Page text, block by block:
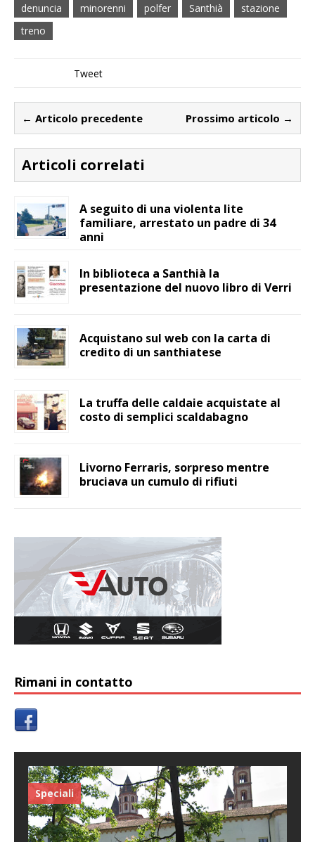
denuncia minorenni polfer Santhià
stazione
treno
Tweet
← Articolo precedente Prossimo articolo →
Articoli correlati
A seguito di una violenta lite
familiare, arrestato un padre di 34
anni
In biblioteca a Santhià la
presentazione del nuovo libro di Verri
Acquistano sul web con la carta di
credito di un santhiatese
La truffa delle caldaie acquistate al
costo di semplici scaldabagno
Livorno Ferraris, sorpreso mentre
bruciava un cumulo di rifiuti
Rimani in contatto
Speciali